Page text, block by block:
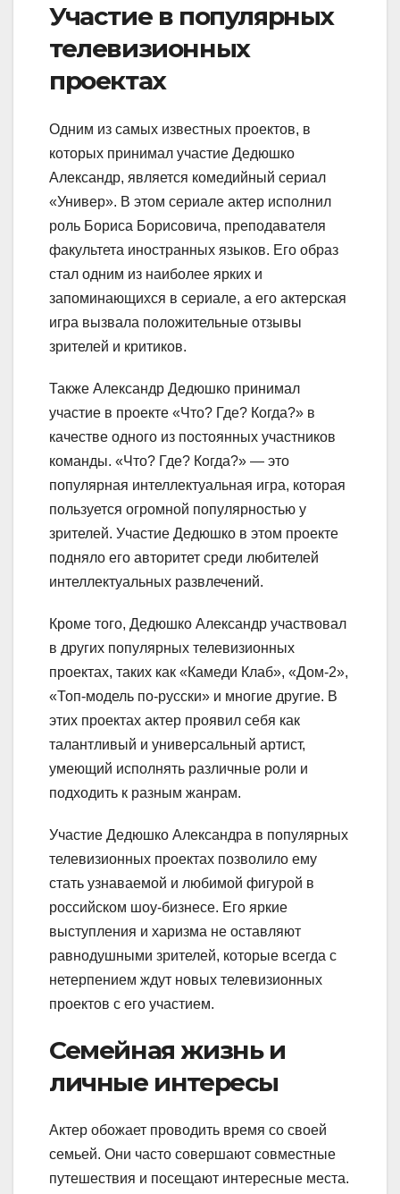
Участие в популярных
телевизионных
проектах
Одним из самых известных проектов, в
которых принимал участие Дедюшко
Александр, является комедийный сериал
«Универ». В этом сериале актер исполнил
роль Бориса Борисовича, преподавателя
факультета иностранных языков. Его образ
стал одним из наиболее ярких и
запоминающихся в сериале, а его актерская
игра вызвала положительные отзывы
зрителей и критиков.
Также Александр Дедюшко принимал
участие в проекте «Что? Где? Когда?» в
качестве одного из постоянных участников
команды. «Что? Где? Когда?» — это
популярная интеллектуальная игра, которая
пользуется огромной популярностью у
зрителей. Участие Дедюшко в этом проекте
подняло его авторитет среди любителей
интеллектуальных развлечений.
Кроме того, Дедюшко Александр участвовал
в других популярных телевизионных
проектах, таких как «Камеди Клаб», «Дом-2»,
«Топ-модель по-русски» и многие другие. В
этих проектах актер проявил себя как
талантливый и универсальный артист,
умеющий исполнять различные роли и
подходить к разным жанрам.
Участие Дедюшко Александра в популярных
телевизионных проектах позволило ему
стать узнаваемой и любимой фигурой в
российском шоу-бизнесе. Его яркие
выступления и харизма не оставляют
равнодушными зрителей, которые всегда с
нетерпением ждут новых телевизионных
проектов с его участием.
Семейная жизнь и
личные интересы
Актер обожает проводить время со своей
семьей. Они часто совершают совместные
путешествия и посещают интересные места.